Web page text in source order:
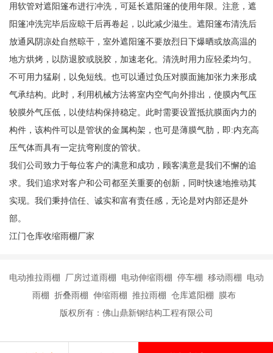
用软管对遮阳篷布进行冲洗，可延长遮阳篷的使用年限。注意，遮
阳篷冲洗完毕后应晾干后再卷起，以此减少滋生。遮阳篷布清洗后
放通风阴凉处自然晾干，室外遮阳篷不要放烈日下爆晒或放高温的
地方烘烤，以防退胶或脱胶，加速老化。清洗时用力应轻柔均匀。
不可用力猛刷，以免短线。也可以通过负压对膜面施加张力来形成
气承结构。此时，利用机械方法将室内空气向外排出，使膜内气压
较膜外气压低，以使结构保持稳定。此时需要设置抵抗膜面内力的
构件，该构件可以是管状的金属构架，也可是薄膜气肋，即:内充高
压气体而具有一定抗弯刚度的管状。
我们公司致力于每位客户的满意和成功，顾客满意是我们不懈的追
求。我们追求对客户和公司都至关重要的创新，同时快速地推动其
实现。我们秉持信任、诚实和富有责任感，无论是对内部还是外
部。
江门仓库收缩雨棚厂家
电动推拉雨棚 厂房过道雨棚 电动伸缩雨棚 停车棚 移动雨棚 电动
雨棚 折叠雨棚 伸缩雨棚 推拉雨棚 仓库遮阳棚 膜布
版权所有：佛山鼎新钢结构工程有限公司